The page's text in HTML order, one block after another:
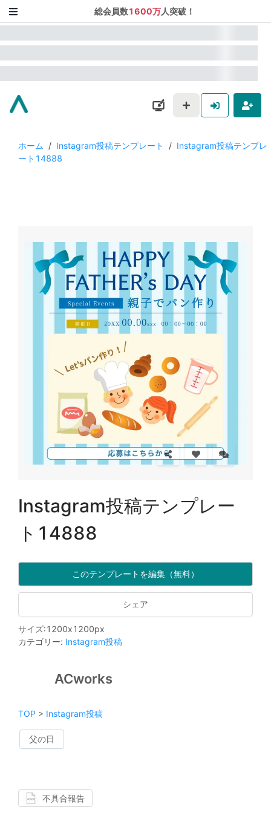
総会員数1600万人突破！
ホーム / Instagram投稿テンプレート / Instagram投稿テンプレ
ート14888
Instagram投稿テンプレー
ト14888
このテンプレートを編集（無料）
シェア
サイズ:1200x1200px
カテゴリー: Instagram投稿
ACworks
TOP > Instagram投稿
父の日
不具合報告